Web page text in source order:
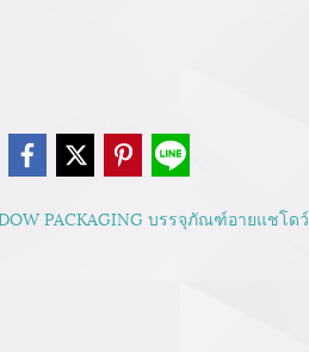
PACKAGING บรรจุภัณฑ์อายแชโดว์